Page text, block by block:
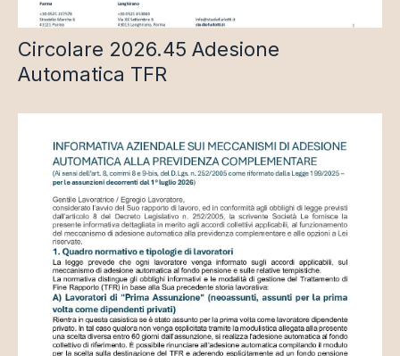
Circolare 2026.45 Adesione
Automatica TFR